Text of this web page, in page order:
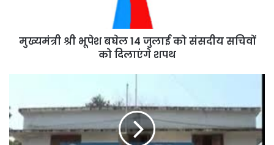
मुख्यमंत्री श्री भूपेश बघेल 14 जुलाई को संसदीय सचिवों
को दिलाएंगे शपथ
,मरवाही
जिले
में